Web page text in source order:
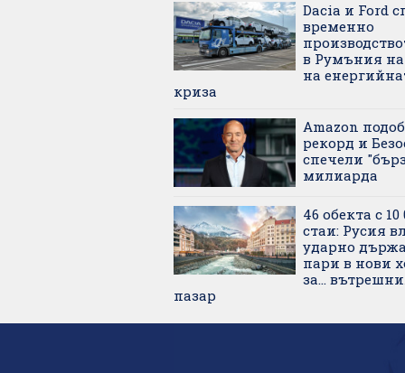
Dacia и Ford
временно
в Румъния
на
криза
Amazon
рекорд и
спечели
милиарда
46 обекта с 10
стаи: Русия
ударно
пари в нови
за...
пазар